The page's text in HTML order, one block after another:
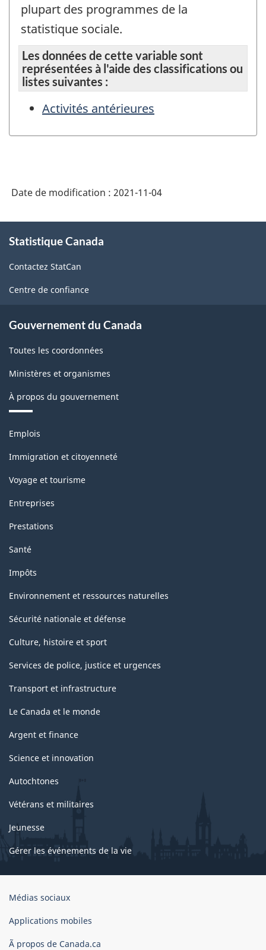
plupart des programmes de la
statistique sociale.
Les données de cette variable sont
représentées à l'aide des classifications ou
listes suivantes :
Activités antérieures
Date de modification : 2021-11-04
propos
ce
site
Statistique Canada
Contactez StatCan
Centre de confiance
Gouvernement du Canada
Toutes les coordonnées
Ministères et organismes
À propos du gouvernement
Thèmes
sujets
Emplois
Immigration et citoyenneté
Voyage et tourisme
Entreprises
Prestations
Santé
Impôts
Environnement et ressources naturelles
Sécurité nationale et défense
Culture, histoire et sport
Services de police, justice et urgences
Transport et infrastructure
Le Canada et le monde
Argent et finance
Science et innovation
Autochtones
Vétérans et militaires
Jeunesse
Gérer les événements de la vie
Organisation
gouvernement
Canada
Médias sociaux
Applications mobiles
Ã propos de Canada.ca